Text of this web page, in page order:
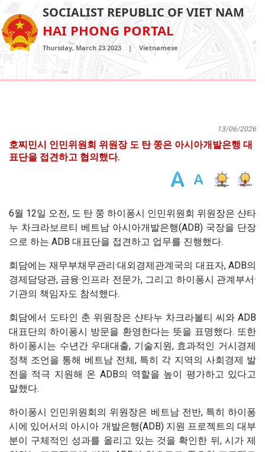
SOCIALIST REPUBLIC OF VIET NAM
HAI PHONG PORTAL
Thursday, March 23 2023 | Vietnamese
13/06/2026
호찌민시 인민위원회 위원장 도 탄 쭝은 아시아개발은행 대
표단을 접견하고 협의했다.
6월 12일 오전, 도 탄 쭝 하이퐁시 인민위원회 위원장은 샨타
누 차크라보르티 베트남 아시아개발은행(ADB) 국장을 단장
으로 하는 ADB 대표단을 접견하고 업무를 진행했다.
회담에는 재무부채무관리·대외경제관계국의 대표자, ADB의
경제담당관, 금융·인프라 전문가, 그리고 하이퐁시 관계부서·
기관의 책임자도 참석했다.
회담에서 도타인 춘 위원장은 샨타누 차크라볼티 씨와 ADB
대표단의 하이퐁시 방문을 환영한다는 뜻을 표명했다. 또한
하이퐁시는 수년간 우대대출, 기술지원, 효과적인 거시경제
정책 조언을 통해 베트남 전체, 특히 각 지역의 사회경제 발
전을 적극 지원해 온 ADB의 역할을 높이 평가하고 있다고
말했다.
하이퐁시 인민위원회의 위원장은 베트남 전반, 특히 하이퐁
시에 있어서의 아시아 개발은행(ADB) 지원 프로젝트의 대부
분이 구체적인 성과를 올리고 있는 것을 확인한 뒤, 시가 제